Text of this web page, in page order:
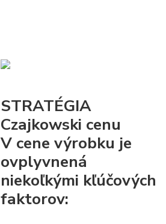
STRATÉGIA
Czajkowski cenu
V cene výrobku je
ovplyvnená
niekoľkými kľúčových
faktorov: